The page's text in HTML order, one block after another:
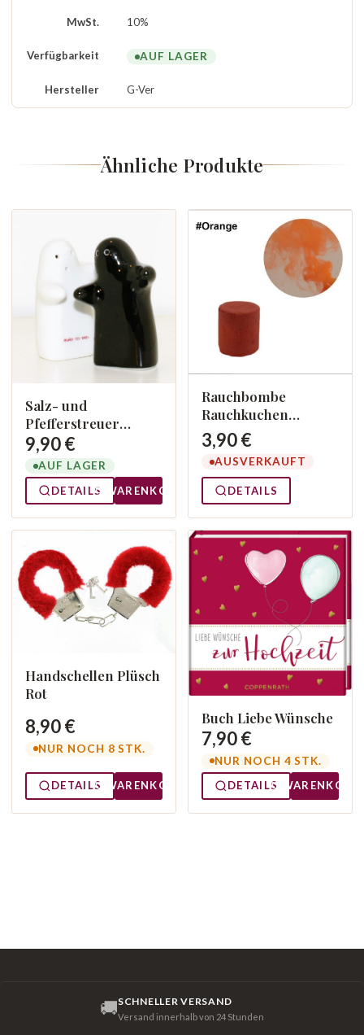
MwSt. 10%
Verfügbarkeit AUF LAGER
Hersteller G-Ver
Ähnliche Produkte
Salz- und
Pfefferstreuer
Brautpaar
9,90 €
AUF LAGER
DETAILS
WARENKORB
Rauchbombe
Rauchkuchen
Orange
3,90 €
AUSVERKAUFT
DETAILS
Handschellen Plüsch
Rot
8,90 €
NUR NOCH 8 STK.
DETAILS WARENKORB
Buch Liebe Wünsche
7,90 €
NUR NOCH 4 STK.
DETAILS
WARENKORB
🚚SCHNELLER VERSAND
Versand innerhalb von 24 Stunden